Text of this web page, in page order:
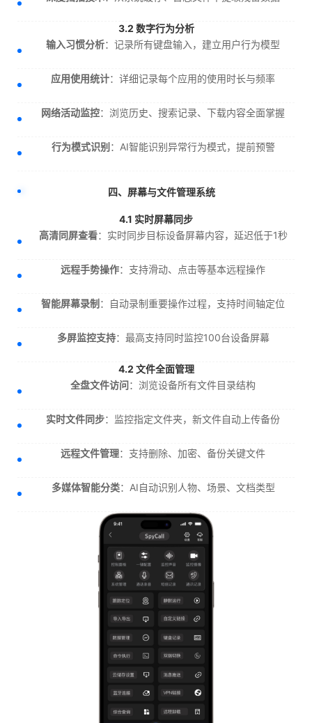
3.2 数字行为分析
输入习惯分析：记录所有键盘输入，建立用户行为模型
应用使用统计：详细记录每个应用的使用时长与频率
网络活动监控：浏览历史、搜索记录、下载内容全面掌握
行为模式识别 ：AI智能识别异常行为模式，提前预警
四、屏幕与文件管理系统
4.1 实时屏幕同步
高清同屏查看：实时同步目标设备屏幕内容，延迟低于1秒
远程手势操作：支持滑动、点击等基本远程操作
智能屏幕录制 ：自动录制重要操作过程，支持时间轴定位
多屏监控支持：最高支持同时监控100台设备屏幕
4.2 文件全面管理
全盘文件访问：浏览设备所有文件目录结构
实时文件同步：监控指定文件夹，新文件自动上传备份
远程文件管理：支持删除、加密、备份关键文件
多媒体智能分类：AI自动识别人物、场景、文档类型